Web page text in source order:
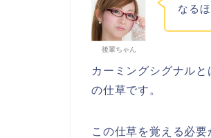
後輩ちゃん
なるほ
カーミングシグナル
の仕草です。
この仕草を覚える必要